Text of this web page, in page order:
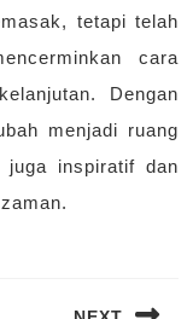
tetapi telah
cara
Dengan
menjadi ruang
juga inspiratif dan